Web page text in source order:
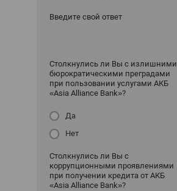
Введите свой ответ
Столкнулись ли Вы с излишними
бюрократическими преградами
при пользовании услугами АКБ
«Asia Alliance Bank»?
Да
Нет
Столкнулись ли Вы с
коррупционными проявлениями
при получении кредита от АКБ
«Asia Alliance Bank»?